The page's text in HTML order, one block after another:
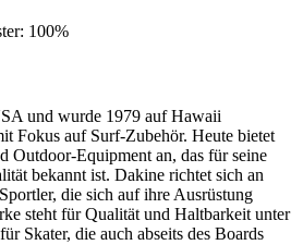
100%
und wurde 1979 auf Hawaii
Fokus auf Surf-Zubehör. Heute bietet
Outdoor-Equipment an, das für seine
bekannt ist. Dakine richtet sich an
die sich auf ihre Ausrüstung
steht für Qualität und Haltbarkeit unter
Skater, die auch abseits des Boards